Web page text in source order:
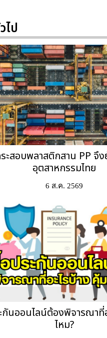
ไป
ะสอบพลาสติกสาน PP จึ
อุตสาหกรรมไทย
6 ส.ค. 2569
กันออนไลน์ต้องพิจารณาที่
ไหม?